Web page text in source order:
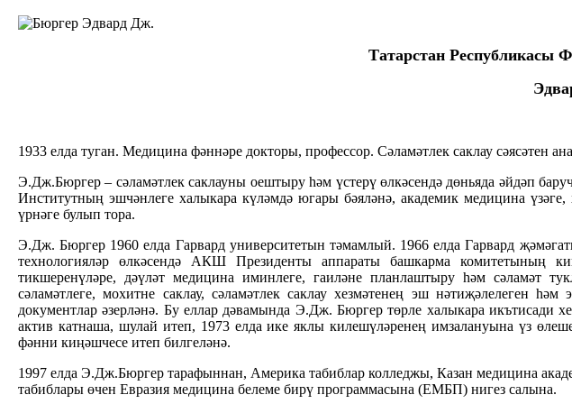
Татарстан Республикасы
1933 елда туган. Медицина фәннәре докторы, профессор. Сәламәтлек саклау сәясәтен
Э.Дж.Бюргер – сәламәтлек саклауны оештыру һәм үстерү өлкәсендә дөньяда әйдәп
Институтның эшчәнлеге халыкара күләмдә югары бәяләнә, академик медицина
үрнәге булып тора.
Э.Дж. Бюргер 1960 елда Гарвард университетын тәмамлый. 1966 елда Гарвард
технологияләр өлкәсендә АКШ Президенты аппараты башкарма комитетының
тикшеренүләре, дәүләт медицина иминлеге, гаиләне планлаштыру һәм сәламәт
сәламәтлеге, мохитне саклау, сәламәтлек саклау хезмәтенең эш нәтиҗәлелеген
документлар әзерләнә. Бу еллар дәвамында Э.Дж. Бюргер төрле халыкара
актив катнаша, шулай итеп, 1973 елда ике яклы килешүләренең имзалануына үз
фәнни киңәшчесе итеп билгеләнә.
1997 елда Э.Дж.Бюргер тарафыннан, Америка табиблар колледжы, Казан медицина
табиблары өчен Евразия медицина белеме бирү программасына (ЕМБП) нигез салына.